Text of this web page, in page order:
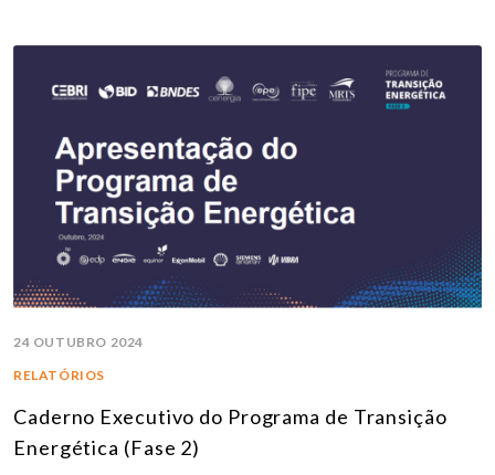
24 OUTUBRO 2024
RELATÓRIOS
Caderno Executivo do Programa de Transição
Energética (Fase 2)